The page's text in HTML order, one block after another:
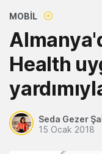
MOBIL
Health
Seda Gezer
15 Ocak 2018